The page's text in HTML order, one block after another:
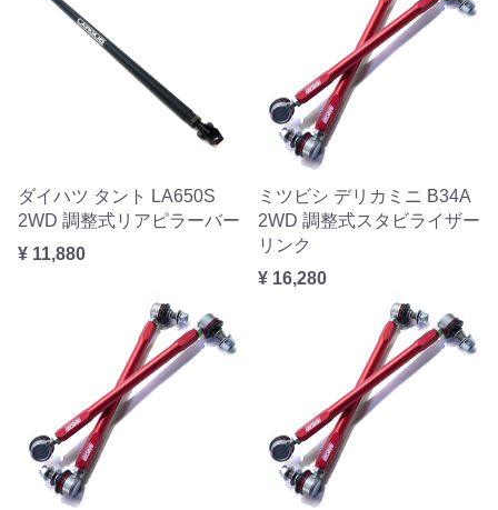
ダイハツ タント LA650S
2WD 調整式リアピラーバー
¥ 11,880
ミツビシ デリカミニ B34A
2WD 調整式スタビライザー
リンク
¥ 16,280